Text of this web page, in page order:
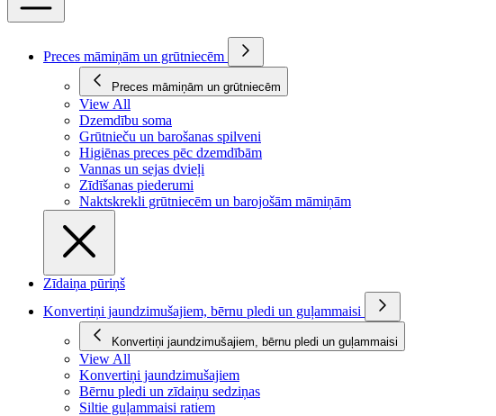
Preces māmiņām un grūtniecēm
Preces māmiņām un grūtniecēm
View All
Dzemdību soma
Grūtnieču un barošanas spilveni
Higiēnas preces pēc dzemdībām
Vannas un sejas dvieļi
Zīdīšanas piederumi
Naktskrekli grūtniecēm un barojošām māmiņām
Zīdaiņa pūriņš
Konvertiņi jaundzimušajiem, bērnu pledi un guļammaisi
Konvertiņi jaundzimušajiem, bērnu pledi un guļammaisi
View All
Konvertiņi jaundzimušajiem
Bērnu pledi un zīdaiņu sedziņas
Siltie guļammaisi ratiem